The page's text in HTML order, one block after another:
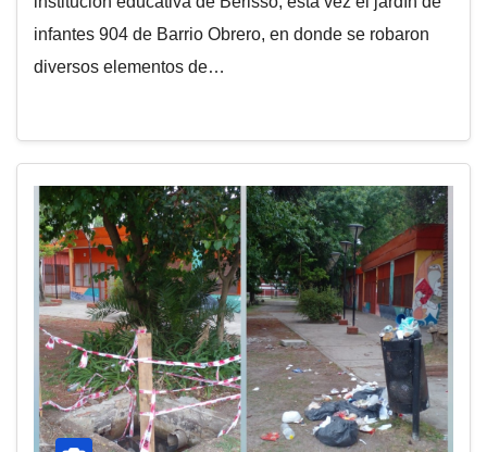
infantes 904 de Barrio Obrero, en donde se robaron
diversos elementos de…